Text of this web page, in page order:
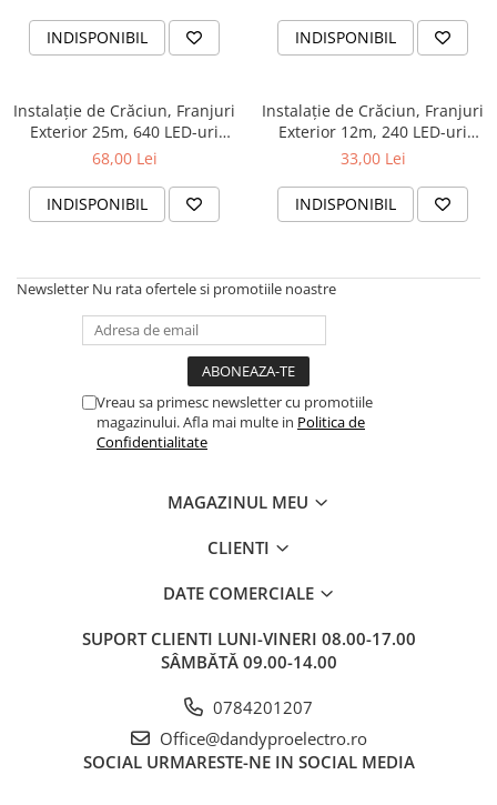
INDISPONIBIL INDISPONIBIL
Instalație de Crăciun, Franjuri
Exterior 25m, 640 LED-uri
Multicolore tip țurțuri, cu
68,00 Lei
INDISPONIBIL
Instalație de Crăciun, Franjuri
Exterior 12m, 240 LED-uri
Multicolore tip țurțuri, cu
33,00 Lei
INDISPONIBIL
Newsletter Nu rata ofertele si promotiile noastre
Vreau sa primesc newsletter cu promotiile
magazinului. Afla mai multe in Politica de
Confidentialitate
MAGAZINUL MEU
CLIENTI
DATE COMERCIALE
SUPORT CLIENTI LUNI-VINERI 08.00-17.00
SÂMBĂTĂ 09.00-14.00
0784201207
Office@dandyproelectro.ro
SOCIAL URMARESTE-NE IN SOCIAL MEDIA